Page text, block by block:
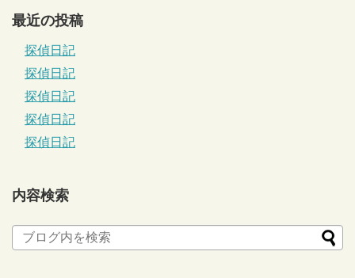
最近の投稿
探偵日記
探偵日記
探偵日記
探偵日記
探偵日記
内容検索